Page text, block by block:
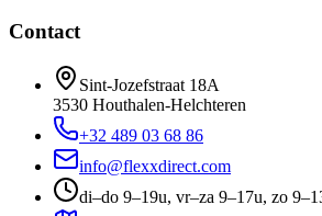
Contact
Sint-Jozefstraat 18A
3530 Houthalen-Helchteren
+32 489 03 68 86
info@flexxdirect.com
di–do 9–19u, vr–za 9–17u, zo